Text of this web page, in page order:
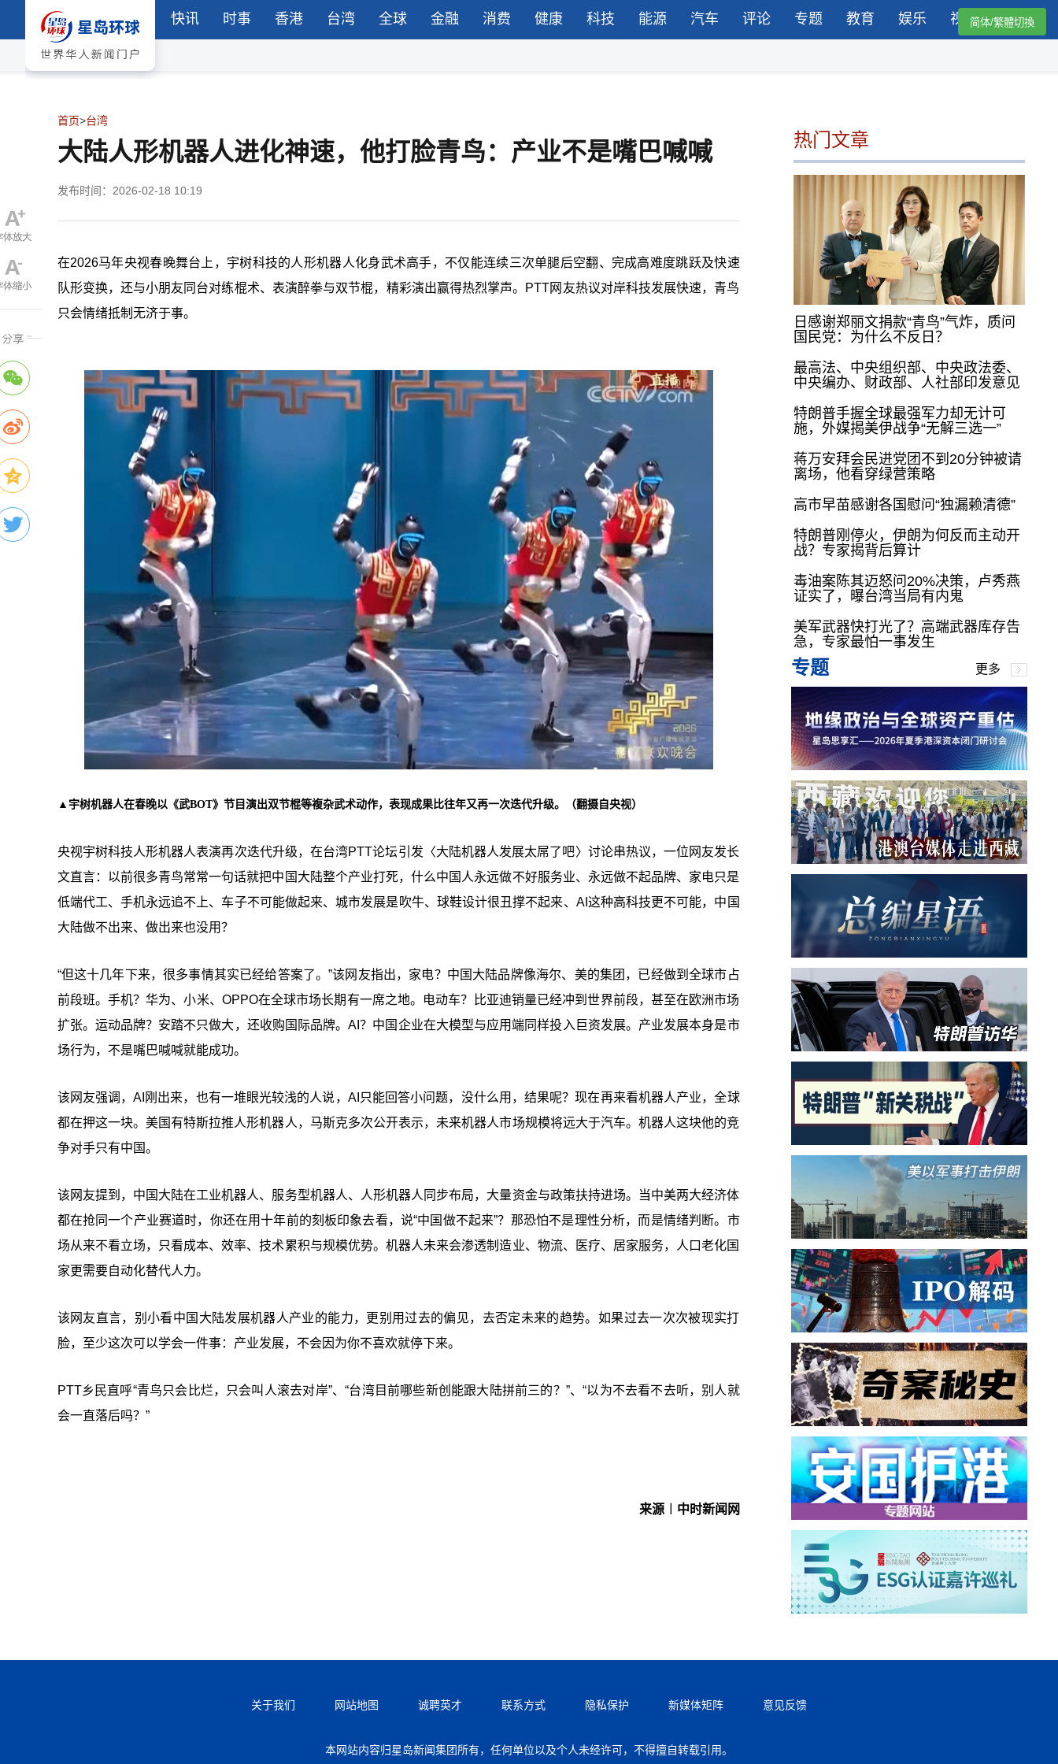
快讯 时事 香港 台湾 全球 金融 消费 健康 科技 能源 汽车 评论 专题 教育 娱乐 视频简体/繁體切換
首页>台湾
大陆人形机器人进化神速，他打脸青鸟：产业不是嘴巴喊喊
发布时间：2026-02-18 10:19
在2026马年央视春晚舞台上，宇树科技的人形机器人化身武术高手，不仅能连续三次单腿后空翻、完成高难度跳跃及快速
队形变换，还与小朋友同台对练棍术、表演醉拳与双节棍，精彩演出赢得热烈掌声。PTT网友热议对岸科技发展快速，青鸟
只会情绪抵制无济于事。
▲ 宇树机器人在春晚以《武BOT》节目演出双节棍等複杂武术动作，表现成果比往年又再一次迭代升级。（翻摄自央视）
央视宇树科技人形机器人表演再次迭代升级，在台湾PTT论坛引发〈大陆机器人发展太屌了吧〉讨论串热议，一位网友发长
文直言：以前很多青鸟常常一句话就把中国大陆整个产业打死，什么中国人永远做不好服务业、永远做不起品牌、家电只是
低端代工、手机永远追不上、车子不可能做起来、城市发展是吹牛、球鞋设计很丑撑不起来、AI这种高科技更不可能，中国
大陆做不出来、做出来也没用？
“但这十几年下来，很多事情其实已经给答案了。”该网友指出，家电？中国大陆品牌像海尔、美的集团，已经做到全球市占
前段班。手机？华为、小米、OPPO在全球市场长期有一席之地。电动车？比亚迪销量已经冲到世界前段，甚至在欧洲市场
扩张。运动品牌？安踏不只做大，还收购国际品牌。AI？中国企业在大模型与应用端同样投入巨资发展。产业发展本身是市
场行为，不是嘴巴喊喊就能成功。
该网友强调，AI刚出来，也有一堆眼光较浅的人说，AI只能回答小问题，没什么用，结果呢？现在再来看机器人产业，全球
都在押这一块。美国有特斯拉推人形机器人，马斯克多次公开表示，未来机器人市场规模将远大于汽车。机器人这块他的竞
争对手只有中国。
该网友提到，中国大陆在工业机器人、服务型机器人、人形机器人同步布局，大量资金与政策扶持进场。当中美两大经济体
都在抢同一个产业赛道时，你还在用十年前的刻板印象去看，说“中国做不起来”？那恐怕不是理性分析，而是情绪判断。市
场从来不看立场，只看成本、效率、技术累积与规模优势。机器人未来会渗透制造业、物流、医疗、居家服务，人口老化国
家更需要自动化替代人力。
该网友直言，别小看中国大陆发展机器人产业的能力，更别用过去的偏见，去否定未来的趋势。如果过去一次次被现实打
脸，至少这次可以学会一件事：产业发展，不会因为你不喜欢就停下来。
PTT乡民直呼“青鸟只会比烂，只会叫人滚去对岸”、“台湾目前哪些新创能跟大陆拼前三的？”、“以为不去看不去听，别人就
会一直落后吗？”
来源︱中时新闻网
热门文章
日感谢郑丽文捐款“青鸟”气炸，质问
国民党：为什么不反日？
最高法、中央组织部、中央政法委、
中央编办、财政部、人社部印发意见
特朗普手握全球最强军力却无计可
施，外媒揭美伊战争“无解三选一”
蒋万安拜会民进党团不到20分钟被请
离场，他看穿绿营策略
高市早苗感谢各国慰问“独漏赖清德”
特朗普刚停火，伊朗为何反而主动开
战？专家揭背后算计
毒油案陈其迈怒问20%决策，卢秀燕
证实了，曝台湾当局有内鬼
美军武器快打光了？高端武器库存告
急，专家最怕一事发生
专题 更多
关于我们 网站地图 诚聘英才 联系方式 隐私保护 新媒体矩阵 意见反馈
本网站内容归星岛新闻集团所有，任何单位以及个人未经许可，不得擅自转载引用。